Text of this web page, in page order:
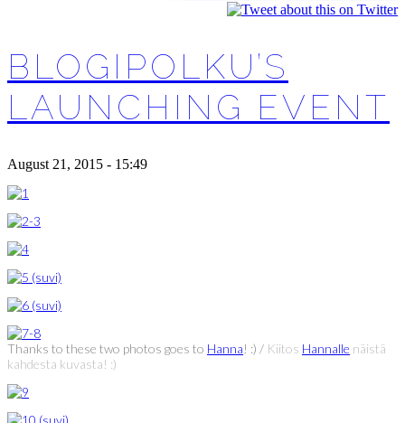
BLOGIPOLKU’S
LAUNCHING EVENT
August 21, 2015 - 15:49
Thanks to these two photos goes to Hanna! :) / Kiitos Hannalle näistä
kahdesta kuvasta! :)